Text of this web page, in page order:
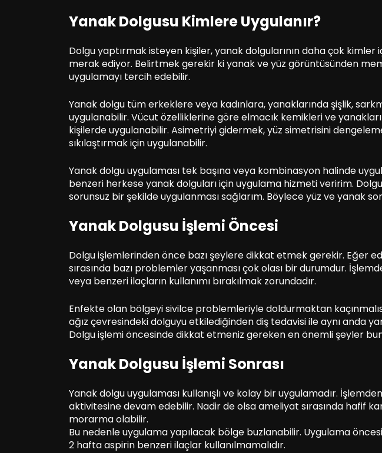
Yanak Dolgusu Kimlere Uygulanır?
Dolgu yaptırmak isteyen kişiler, yanak dolgularının daha çok kimler
merak ediyor. Belirtmek gerekir ki yanak ve yüz görüntüsünden
uygulamayı tercih edebilir.
Yanak dolgu tüm erkeklere veya kadınlara, yanaklarında şişlik,
uygulanabilir. Vücut özelliklerine göre elmacık kemikleri ve
kişilerde uygulanabilir. Asimetriyi gidermek, yüz simetrisini
sıkılaştırmak için uygulanabilir.
Yanak dolgu uygulaması tek başına veya kombinasyon halinde
benzeri herkese yanak dolguları için uygulama hizmeti veririm.
sorunsuz bir şekilde uygulanması sağlarım. Böylece yüz ve yanak
Yanak Dolgusu İşlemi Öncesi
Dolgu işlemlerinden önce bazı şeylere dikkat etmek gerekir. Eğer
sırasında bazı problemler yaşanması çok olası bir durumdur.
veya benzeri ilaçların kullanımı bırakılmak zorundadır.
Enfekte olan bölgeyi sivilce problemleriyle doldurmaktan
ağız çevresindeki dolguyu etkilediğinden diş tedavisi ile aynı anda
Dolgu işlemi öncesinde dikkat etmeniz gereken en önemli şeyler
Yanak Dolgusu İşlemi Sonrası
Yanak dolgu uygulaması kullanışlı ve kolay bir uygulamadır.
aktivitesine devam edebilir. Nadir de olsa ameliyat sırasında hafif
morarma olabilir.
Bu nedenle uygulama yapılacak bölge buzlanabilir. Uygulama
2 hafta aspirin benzeri ilaçlar kullanılmamalıdır.